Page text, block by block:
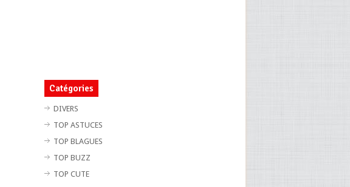
Catégories
DIVERS
TOP ASTUCES
TOP BLAGUES
TOP BUZZ
TOP CUTE